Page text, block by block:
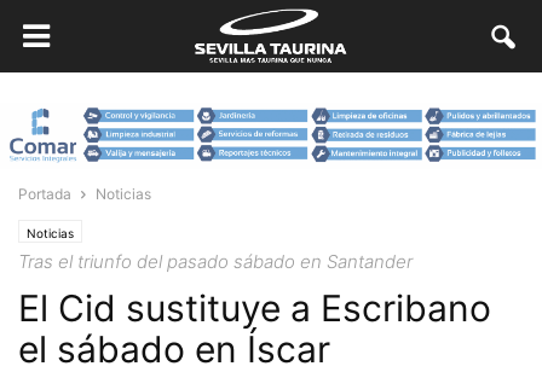
Portada Noticias
Noticias
Tras el triunfo del pasado sábado en Santander
El Cid sustituye a Escribano
el sábado en Íscar